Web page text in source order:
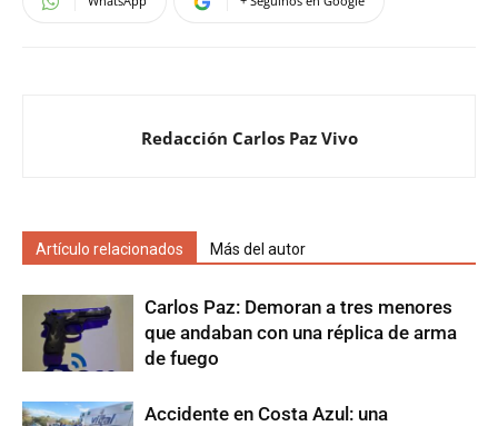
Redacción Carlos Paz Vivo
Artículo relacionados Más del autor
Carlos Paz: Demoran a tres menores
que andaban con una réplica de arma
de fuego
Accidente en Costa Azul: una